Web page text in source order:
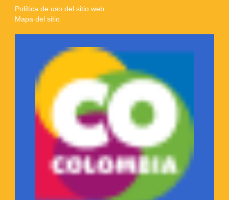
Política de uso del sitio web
Mapa del sitio